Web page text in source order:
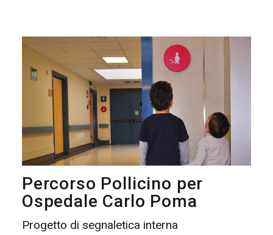
Percorso Pollicino per
Ospedale Carlo Poma
Progetto di segnaletica interna